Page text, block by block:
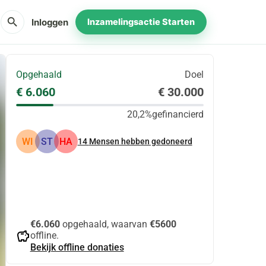
search Inloggen Inzamelingsactie Starten
Opgehaald Doel
€ 6.060 € 30.000
20,2%gefinancierd
WI ST HA 14 Mensen hebben gedoneerd
savings
€6.060opgehaald, waarvan €5600
offline.
Bekijk offline donaties